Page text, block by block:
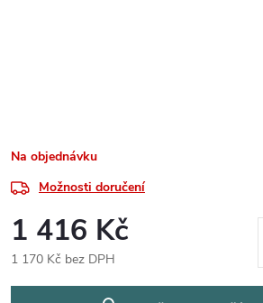
Na objednávku
Možnosti doručení
1 416 Kč
1 170 Kč bez DPH